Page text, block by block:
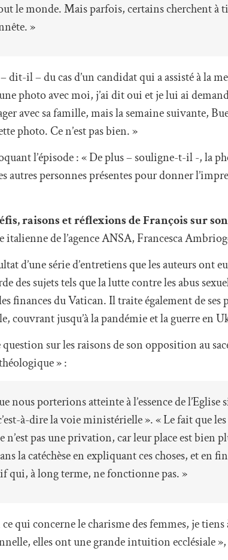
le monde. Mais parfois, certains cherchent
»
dit-il – du cas d’un candidat qui a assisté à la
photo avec moi, j’ai dit oui et je lui ai
avec sa famille, mais la semaine suivante,
photo. Ce n’est pas bien. »
l’épisode : « De plus – souligne-t-il -, la
autres personnes présentes pour donner
raisons et réflexions de François sur
italienne de l’agence ANSA, Francesca
d’une série d’entretiens que les auteurs ont
des sujets tels que la lutte contre les abus
finances du Vatican. Il traite également de
couvrant jusqu’à la pandémie et la guerre en
sur les raisons de son opposition au
» :
nous porterions atteinte à l’essence de
à-dire la voie ministérielle ». « Le fait que les
pas une privation, car leur place est bien
la catéchèse en expliquant ces choses, et en
qui, à long terme, ne fonctionne pas. »
ce qui concerne le charisme des femmes, je
elles ont une grande intuition ecclésiale